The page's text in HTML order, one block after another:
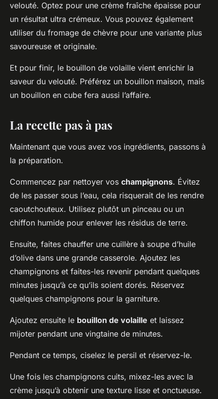
velouté. Optez pour une crème fraîche épaisse pour
un résultat ultra crémeux. Vous pouvez également
utiliser du fromage de chèvre pour une variante plus
savoureuse et originale.
Et pour finir, le bouillon de volaille vient enrichir la
saveur du velouté. Préférez un bouillon maison, mais
un bouillon en cube fera aussi l’affaire.
La recette pas à pas
Maintenant que vous avez vos ingrédients, passons à
la préparation.
Commencez par nettoyer vos champignons. Évitez
de les passer sous l’eau, cela risquerait de les rendre
caoutchouteux. Utilisez plutôt un pinceau ou un
chiffon humide pour enlever les résidus de terre.
Ensuite, faites chauffer une cuillère à soupe d’huile
d’olive dans une grande casserole. Ajoutez les
champignons et faites-les revenir pendant quelques
minutes jusqu’à ce qu’ils soient dorés. Réservez
quelques champignons pour la garniture.
Ajoutez ensuite le bouillon de volaille et laissez
mijoter pendant une vingtaine de minutes.
Pendant ce temps, ciselez le persil et réservez-le.
Une fois les champignons cuits, mixez-les avec la
crème jusqu’à obtenir une texture lisse et onctueuse.